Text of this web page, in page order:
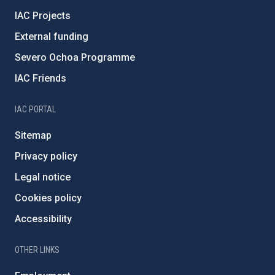
IAC Projects
External funding
Severo Ochoa Programme
IAC Friends
IAC PORTAL
Sitemap
Privacy policy
Legal notice
Cookies policy
Accessibility
OTHER LINKS